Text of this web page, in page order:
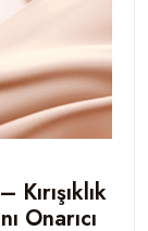
Onarıcı